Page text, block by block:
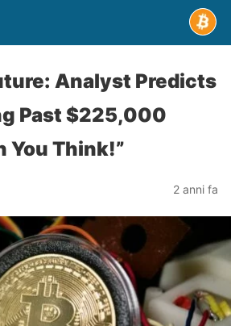
Analyst Predicts
Past $225,000
You Think!”
2 anni fa